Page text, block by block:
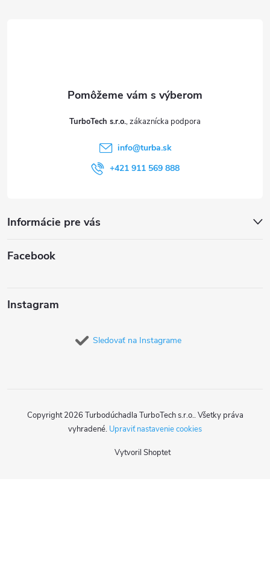
TurboTech s.r.o.
info@turba.sk
+421 911 569 888
Informácie pre vás
Facebook
Instagram
Sledovať na Instagrame
Vytvoril Shoptet
Copyright 2026 Turbodúchadla TurboTech s.r.o.. Všetky práva
vyhradené. Upraviť nastavenie cookies